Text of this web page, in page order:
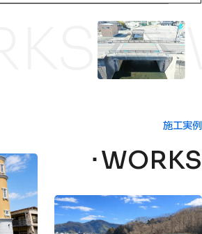
施工実例
WORKS